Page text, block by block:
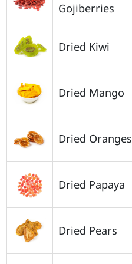
Gojiberries
Dried Kiwi
Dried Mango
Dried Oranges
Dried Papaya
Dried Pears